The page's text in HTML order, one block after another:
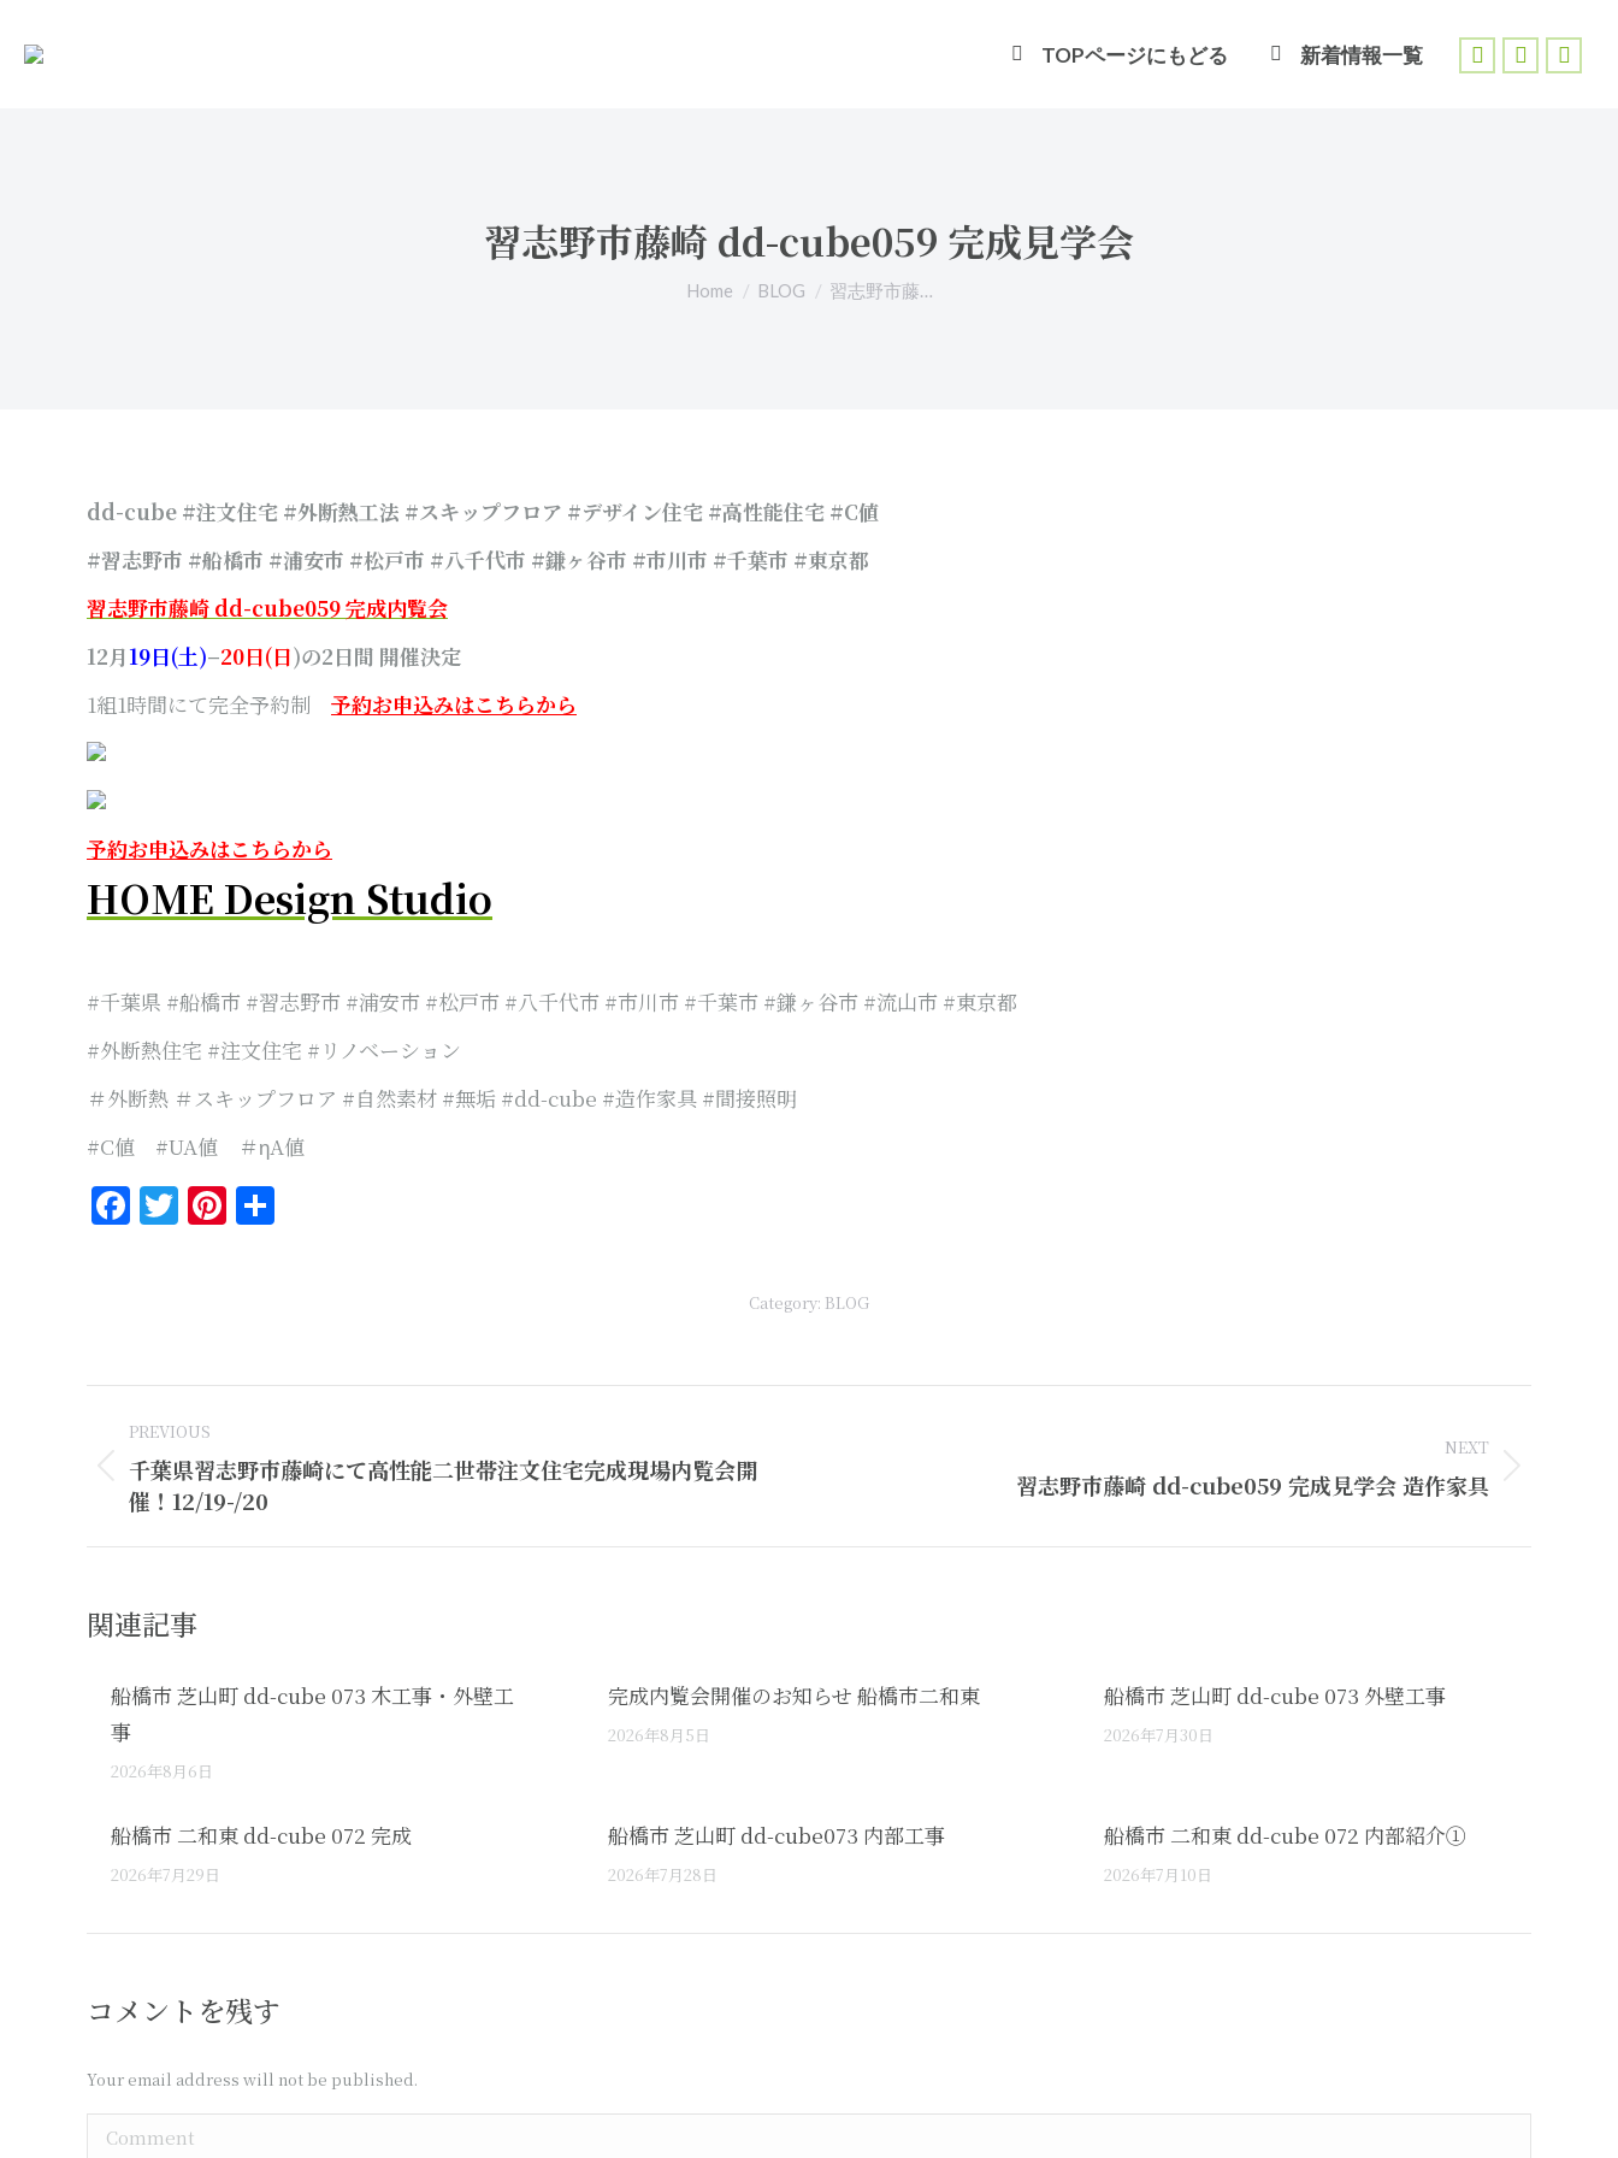
TOPページにもどる 新着情報一覧
Facebook
X
習志野市藤崎 dd-cube059 完成見学会
You are here:
Home BLOG 習志野市藤…
dd-cube #注文住宅 #外断熱工法 #スキップフロア #デザイン住宅 #高性能住宅 #C値
#習志野市 #船橋市 #浦安市 #松戸市 #八千代市 #鎌ヶ谷市 #市川市 #千葉市 #東京都
習志野市藤崎 dd-cube059 完成内覧会
12月19日(土)–20日(日)の2日間 開催決定
1組1時間にて完全予約制 予約お申込みはこちらから
予約お申込みはこちらから
HOME Design Studio
#千葉県 #船橋市 #習志野市 #浦安市 #松戸市 #八千代市 #市川市 #千葉市 #鎌ヶ谷市 #流山市 #東京都
#外断熱住宅 #注文住宅 #リノベーション
＃外断熱 ＃スキップフロア #自然素材 #無垢 #dd-cube #造作家具 #間接照明
#C値 #UA値 ＃ηA値
Facebook
Twitter
Pinterest
Category: BLOG
navigation
PREVIOUS
Previous
post:
千葉県習志野市藤崎にて高性能二世帯注文住宅完成現場内覧会開
催！12/19-/20
NEXT
習志野市藤崎 dd-cube059 完成見学会 造作家具
関連記事
船橋市 芝山町 dd-cube 073 木工事・外壁工
事
2026年8月6日
完成内覧会開催のお知らせ 船橋市二和東
2026年8月5日
船橋市 芝山町 dd-cube 073 外壁工事
2026年7月30日
船橋市 二和東 dd-cube 072 完成
2026年7月29日
船橋市 芝山町 dd-cube073 内部工事
2026年7月28日
船橋市 二和東 dd-cube 072 内部紹介①
2026年7月10日
コメントを残す
Your email address will not be published.
Comment